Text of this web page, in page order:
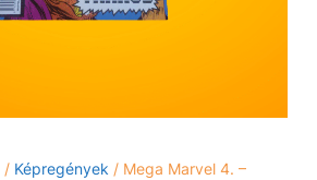
/ Képregények / Mega Marvel 4. –